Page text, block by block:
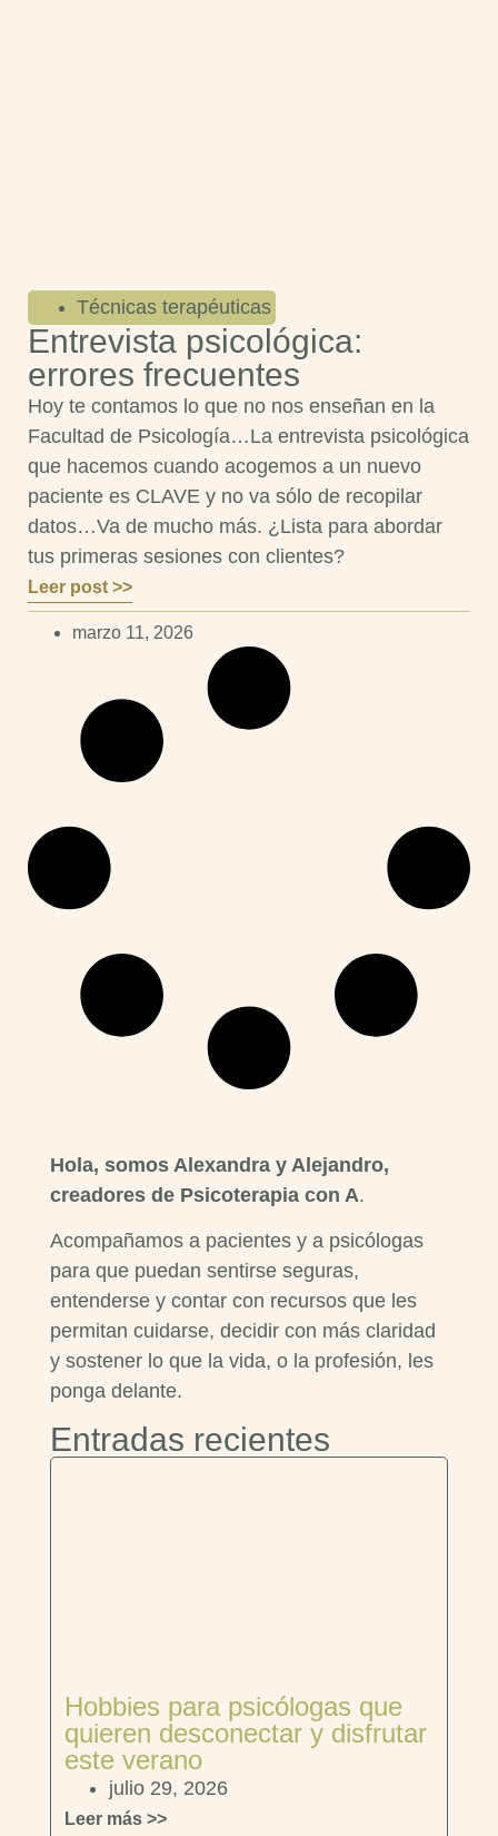
Técnicas terapéuticas
Entrevista psicológica:
errores frecuentes
Hoy te contamos lo que no nos enseñan en la
Facultad de Psicología…La entrevista psicológica
que hacemos cuando acogemos a un nuevo
paciente es CLAVE y no va sólo de recopilar
datos…Va de mucho más. ¿Lista para abordar
tus primeras sesiones con clientes?
Leer post >>
marzo 11, 2026
Hola, somos Alexandra y Alejandro,
creadores de Psicoterapia con A.
Acompañamos a pacientes y a psicólogas
para que puedan sentirse seguras,
entenderse y contar con recursos que les
permitan cuidarse, decidir con más claridad
y sostener lo que la vida, o la profesión, les
ponga delante.
Entradas recientes
Hobbies para psicólogas que
quieren desconectar y disfrutar
este verano
julio 29, 2026
Leer más >>